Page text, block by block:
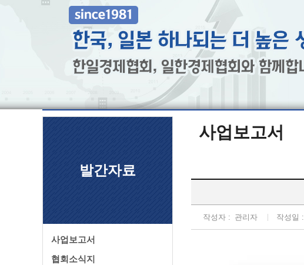
발간자료
사업보고서
협회소식지
사업보고서
작성자 : 관리자 작성일 :